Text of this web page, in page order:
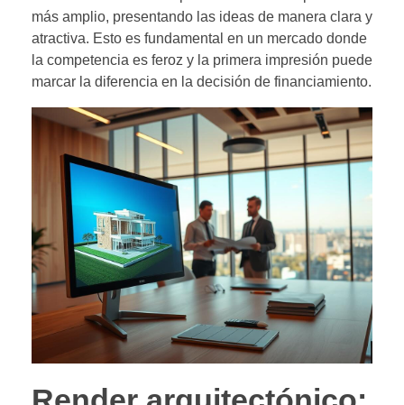
más amplio, presentando las ideas de manera clara y
atractiva. Esto es fundamental en un mercado donde
la competencia es feroz y la primera impresión puede
marcar la diferencia en la decisión de financiamiento.